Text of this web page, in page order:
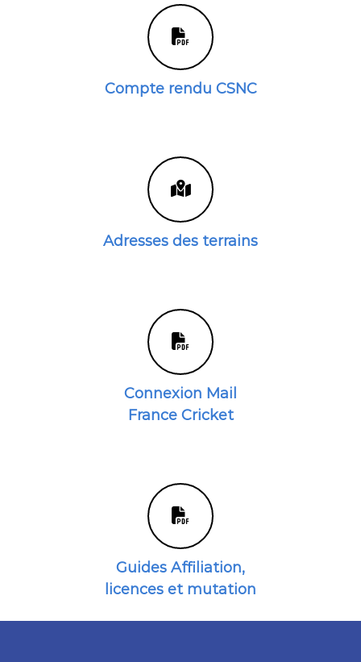
Compte rendu CSNC
Adresses des terrains
Connexion Mail
France Cricket
Guides Affiliation,
licences et mutation